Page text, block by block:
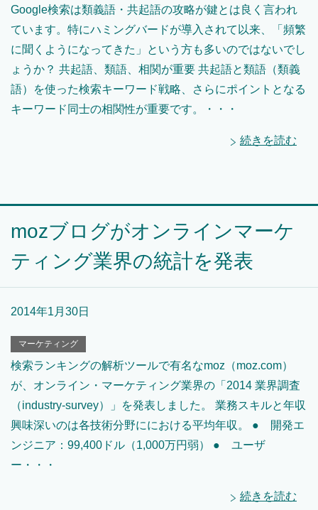
Google検索は類義語・共起語の攻略が鍵とは良く言われ
ています。特にハミングバードが導入されて以来、「頻繁
に聞くようになってきた」という方も多いのではないでし
ょうか？ 共起語、類語、相関が重要 共起語と類語（類義
語）を使った検索キーワード戦略、さらにポイントとなる
キーワード同士の相関性が重要です。・・・
続きを読む
mozブログがオンラインマーケ
ティング業界の統計を発表
2014年1月30日
マーケティング
検索ランキングの解析ツールで有名なmoz（moz.com）
が、オンライン・マーケティング業界の「2014 業界調査
（industry-survey）」を発表しました。 業務スキルと年収
興味深いのは各技術分野ににおける平均年収。 ● 開発エ
ンジニア：99,400ドル（1,000万円弱） ● ユーザ
ー・・・
続きを読む